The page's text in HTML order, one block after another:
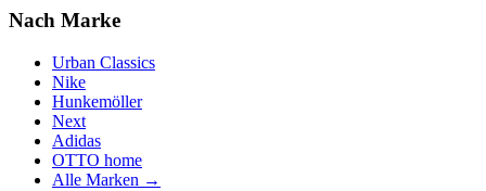
Nach Marke
Urban Classics
Nike
Hunkemöller
Next
Adidas
OTTO home
Alle Marken →